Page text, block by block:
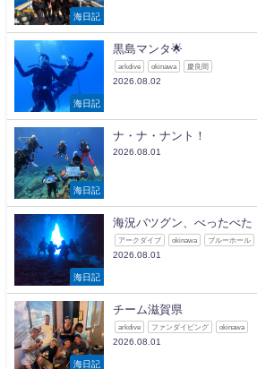
海日記
海日記
黒島マンタ🌟
arkdive okinawa 慶良間
2026.08.02
海日記
ナ・ナ・ナント！
2026.08.01
海日記
海況バツグン、べったべた
アークダイブ okinawa ブルーホール
2026.08.01
海日記
チーム滋賀県
arkdive ファンダイビング okinawa
2026.08.01